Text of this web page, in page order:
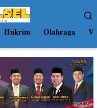
Hukrim Olahraga